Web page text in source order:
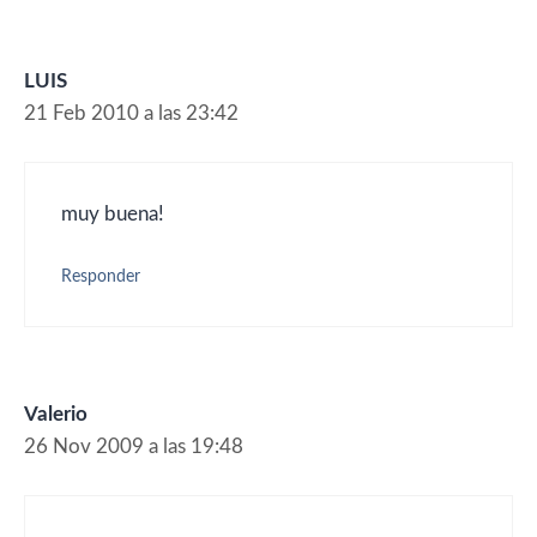
LUIS
21 Feb 2010 a las 23:42
muy buena!
Responder
Valerio
26 Nov 2009 a las 19:48